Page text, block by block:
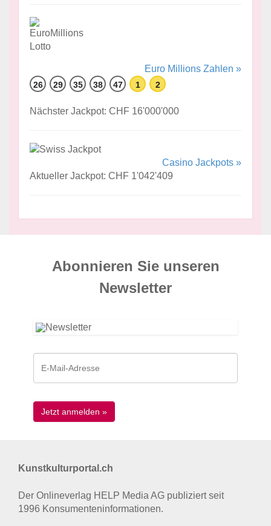
Euro Millions Zahlen »
26 29 35 38 47 1 2
Nächster Jackpot: CHF 16'000'000
Casino Jackpots »
Aktueller Jackpot: CHF 1'042'409
Abonnieren Sie unseren
News­letter
Kunstkulturportal.ch
Der Onlineverlag HELP Media AG publiziert seit
1996 Konsumenten­informationen.